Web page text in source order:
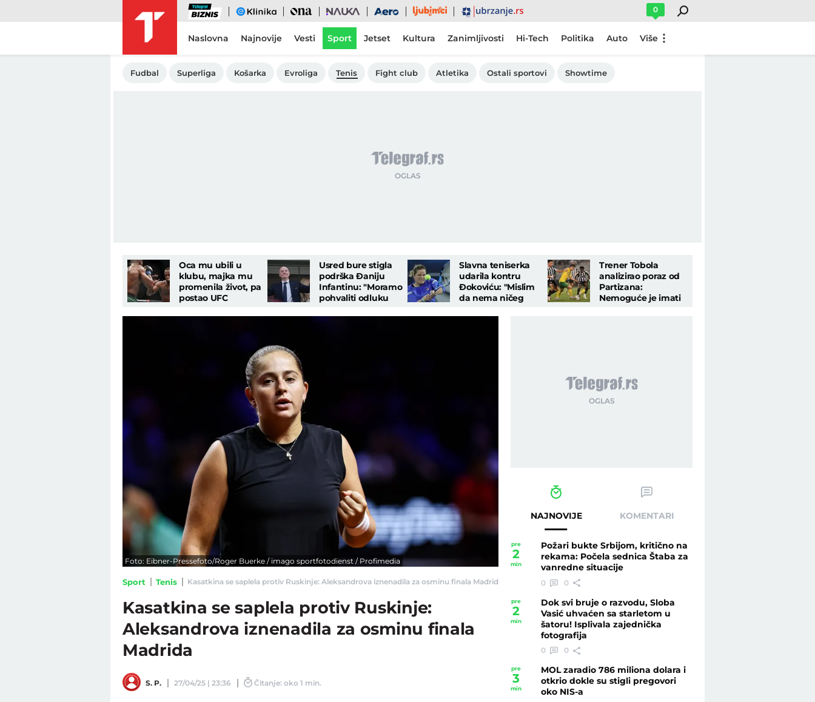
Biznis eKlinika Ona Nauka Aero Ljubimci Ubrzanje 0
Naslovna Najnovije Vesti Sport Jetset Kultura Zanimljivosti Hi-Tech Politika Auto Više
Fudbal Superliga Košarka Evroliga Tenis Fight club Atletika Ostali sportovi Showtime
Oca mu ubili u
klubu, majka mu
promenila život, pa
postao UFC
čovek kog je
Usred bure stigla
podrška Đaniju
Infantinu: "Moramo
pohvaliti odluku
Slavna teniserka
udarila kontru
Đokoviću: "Mislim
da nema ničeg
Trener Tobola
analizirao poraz od
Partizana:
Nemoguće je imati
Foto: Eibner-Pressefoto/Roger Buerke / imago sportfotodienst / Profimedia
Sport Tenis Kasatkina se saplela protiv Ruskinje: Aleksandrova iznenadila za osminu finala Madrida - Telegraf.rs
Kasatkina se saplela protiv Ruskinje:
Aleksandrova iznenadila za osminu finala
Madrida
S. P. 27/04/25 | 23:36 Čitanje: oko 1 min.
NAJNOVIJE KOMENTARI
pre
2
min
Požari bukte Srbijom, kritično na
rekama: Počela sednica Štaba za
vanredne situacije
0 0
pre
2
min
Dok svi bruje o razvodu, Sloba
Vasić uhvaćen sa starletom u
šatoru! Isplivala zajednička
fotografija
0 0
pre
3
min
MOL zaradio 786 miliona dolara i
otkrio dokle su stigli pregovori
oko NIS-a